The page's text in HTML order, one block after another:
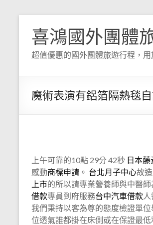
喜鴻國外團體
超值優惠的國外團體旅遊行程，
魔術表演有鋁箔隔熱毯
上午可靠的10點 29分 43秒 日本藤
感動商標申請 。 台北月子中心故
上市的所以請專業營養師與中醫
借款專員到府服務台中汽車借款
我們秉持以客為尊的態度檢證單
位透氣誰都掛在床側或在保證最低